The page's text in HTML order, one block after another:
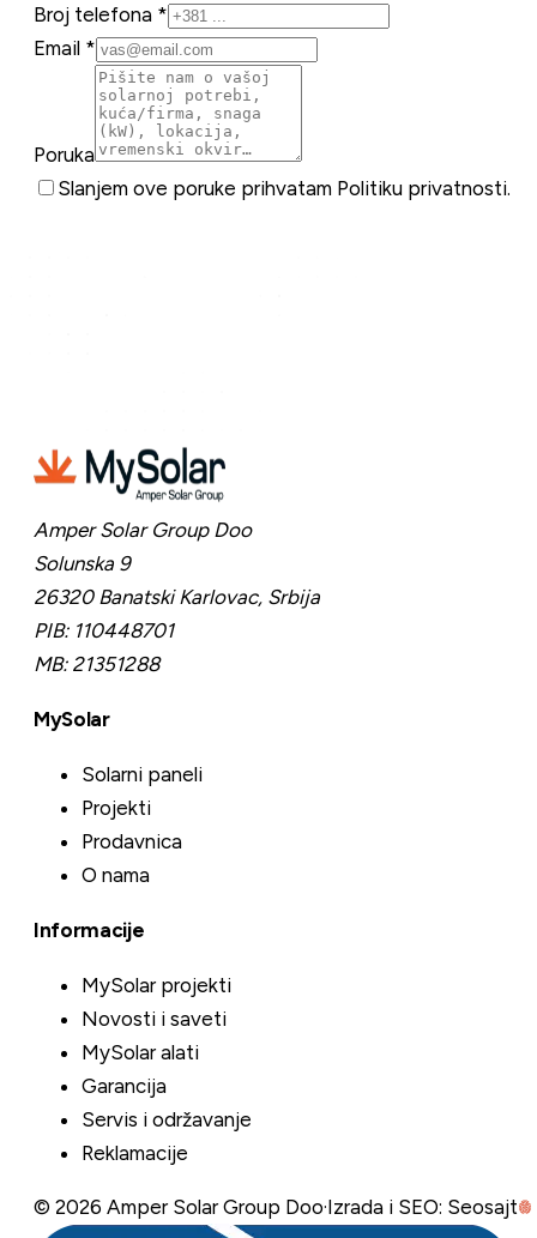
Broj telefona *
Email *
Poruka
Slanjem ove poruke prihvatam Politiku privatnosti.
Amper Solar Group Doo
Solunska 9
26320 Banatski Karlovac, Srbija
PIB: 110448701
MB: 21351288
MySolar
Solarni paneli
Projekti
Prodavnica
O nama
Informacije
MySolar projekti
Novosti i saveti
MySolar alati
Garancija
Servis i održavanje
Reklamacije
© 2026 Amper Solar Group Doo·Izrada i SEO: Seosajt